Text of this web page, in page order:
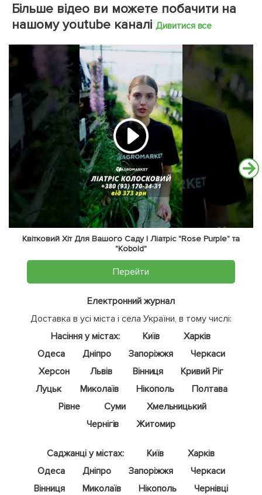
Більше відео ви можете побачити на
нашому youtube каналі Дивитися все
Квітковий Хіт Для Вашого Саду | Ліатріс "Rose Purple" та
"Kobold"
Перейти
Електронний журнал
Доставка в усі міста і села України, в тому числі:
Насіння у містах:
Київ
Харків
Одеса
Дніпро Запоріжжя
Черкаси
Херсон
Львів Вінниця
Кривий Ріг
Луцьк
Миколаїв Нікополь
Полтава
Рівне
Суми
Хмельницький
Чернігів
Житомир
Саджанці у містах: Київ
Харків
Одеса
Дніпро Запоріжжя
Черкаси
Вінниця
Миколаїв Нікополь
Чернівці